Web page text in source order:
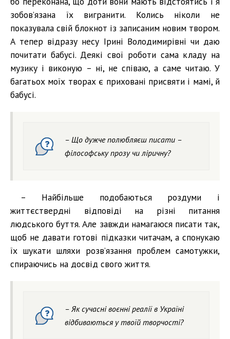
зобов’язана їх вигранити. Колись ніколи не
показувала свій блокнот із записаним новим твором.
А тепер відразу несу Ірині Володимирівні чи даю
почитати бабусі. Деякі свої роботи сама кладу на
музику і виконую – ні, не співаю, а саме читаю. У
багатьох моїх творах є приховані присвяти і мамі, й
бабусі.
– Що дужче полюбляєш писати –
філософську прозу чи ліричну?
– Найбільше подобаються роздуми і
життєствердні відповіді на різні питання
людського буття. Але завжди намагаюся писати так,
щоб не давати готові підказки читачам, а спонукаю
їх шукати шляхи розв’язання проблем самотужки,
спираючись на досвід свого життя.
– Як сучасні воєнні реалії в Україні
відбиваються у твоїй творчості?